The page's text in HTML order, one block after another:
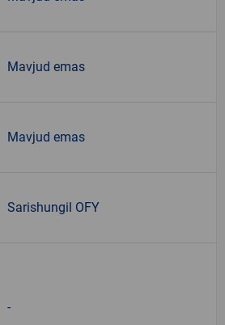
Mavjud emas
Mavjud emas
Sarishungil OFY
-